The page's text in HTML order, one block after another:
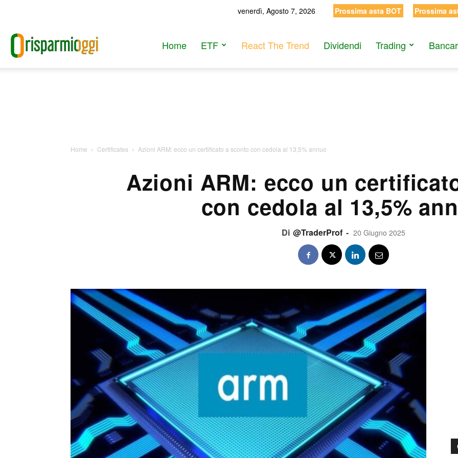
venerdì, Agosto 7, 2026 Prossima asta BOT Prossima
Home ETF React The Trend Dividendi Trading
Home Certificates Azioni ARM: ecco un certificato a sconto con cedola al 13,5% annuo
Azioni ARM: ecco un
con cedola al 13,5%
Di @TraderProf - 20 Giugno 2025